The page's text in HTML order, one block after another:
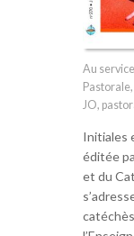
Au
Pastorale,
JO,
Initiales
éditée
et du